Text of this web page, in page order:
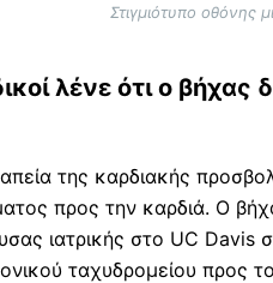
Στιγμιότυπο οθόνης
λένε ότι ο βήχας
της καρδιακής
προς την καρδιά. Ο
ιατρικής στο UC Davis
ταχυδρομείου προς